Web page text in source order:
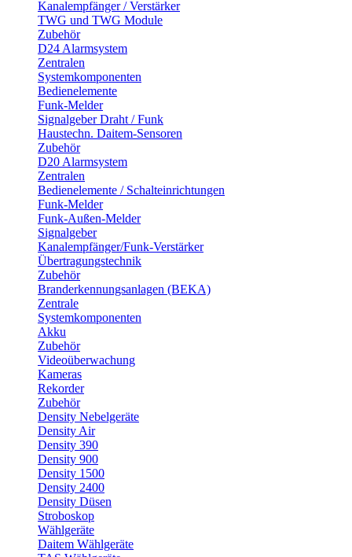
Kanalempfänger / Verstärker
TWG und TWG Module
Zubehör
D24 Alarmsystem
Zentralen
Systemkomponenten
Bedienelemente
Funk-Melder
Signalgeber Draht / Funk
Haustechn. Daitem-Sensoren
Zubehör
D20 Alarmsystem
Zentralen
Bedienelemente / Schalteinrichtungen
Funk-Melder
Funk-Außen-Melder
Signalgeber
Kanalempfänger/Funk-Verstärker
Übertragungstechnik
Zubehör
Branderkennungsanlagen (BEKA)
Zentrale
Systemkomponenten
Akku
Zubehör
Videoüberwachung
Kameras
Rekorder
Zubehör
Density Nebelgeräte
Density Air
Density 390
Density 900
Density 1500
Density 2400
Density Düsen
Stroboskop
Wählgeräte
Daitem Wählgeräte